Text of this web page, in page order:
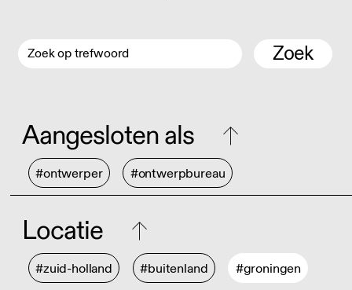
Zoek
Aangesloten als
#ontwerper #ontwerpbureau
Locatie
#zuid-holland #buitenland #groningen